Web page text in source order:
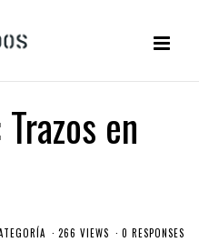
en
266 VIEWS 0 RESPONSES